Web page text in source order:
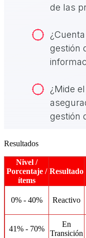
Resultados
Nivel /
Porcentaje /
ítems
Resultado
0% - 40% Reactivo
41% - 70%
En
Transición